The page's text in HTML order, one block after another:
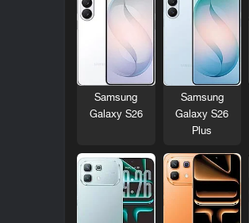
Samsung
Galaxy S26
Plus
Samsung
Galaxy S26